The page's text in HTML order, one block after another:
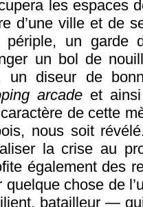
les espaces
d’une ville et de
un garde
un bol de
un diseur de
arcade et
de cette
nous soit
la crise au
également des
quelque chose de
batailleur —